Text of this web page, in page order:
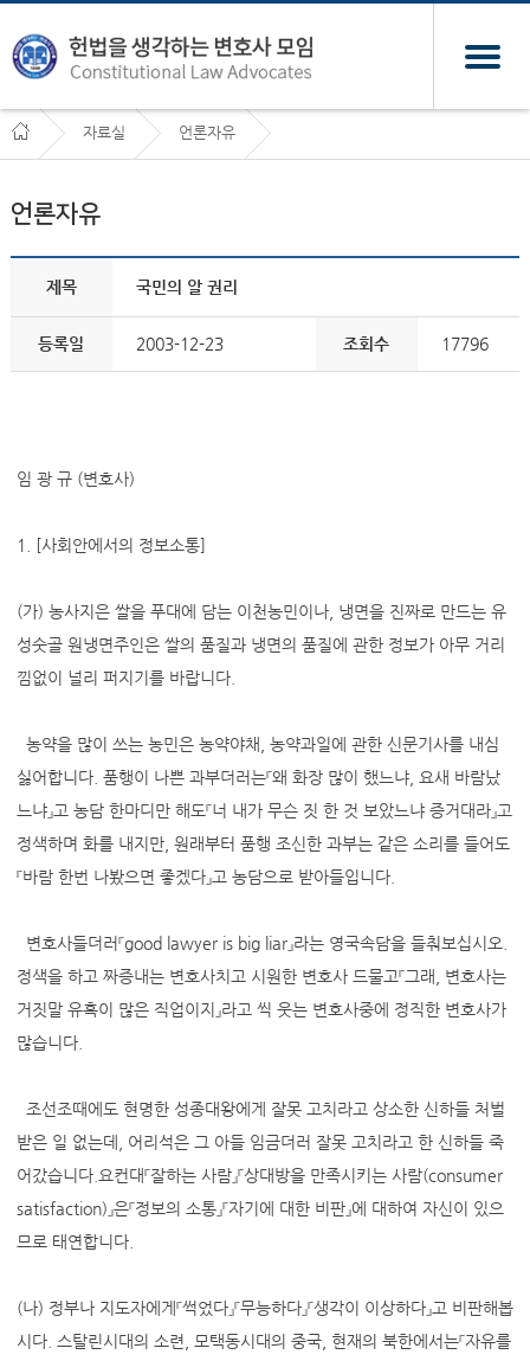
자료실 언론자유
언론자유
제목 국민의 알 권리
등록일 2003-12-23 조회수 17796
임 광 규 (변호사)
1. [사회안에서의 정보소통]
(가) 농사지은 쌀을 푸대에 담는 이천농민이나, 냉면을 진짜로 만드는 유
성숫골 원냉면주인은 쌀의 품질과 냉면의 품질에 관한 정보가 아무 거리
낌없이 널리 퍼지기를 바랍니다.
농약을 많이 쓰는 농민은 농약야채, 농약과일에 관한 신문기사를 내심
싫어합니다. 품행이 나쁜 과부더러는『왜 화장 많이 했느냐, 요새 바람났
느냐』고 농담 한마디만 해도『너 내가 무슨 짓 한 것 보았느냐 증거대라』고
정색하며 화를 내지만, 원래부터 품행 조신한 과부는 같은 소리를 들어도
『바람 한번 나봤으면 좋겠다』고 농담으로 받아들입니다.
변호사들더러『good lawyer is big liar』라는 영국속담을 들춰보십시오.
정색을 하고 짜증내는 변호사치고 시원한 변호사 드물고『그래, 변호사는
거짓말 유혹이 많은 직업이지』라고 씩 웃는 변호사중에 정직한 변호사가
많습니다.
조선조때에도 현명한 성종대왕에게 잘못 고치라고 상소한 신하들 처벌
받은 일 없는데, 어리석은 그 아들 임금더러 잘못 고치라고 한 신하들 죽
어갔습니다.요컨대『잘하는 사람』『상대방을 만족시키는 사람(consumer
satisfaction)』은『정보의 소통』『자기에 대한 비판』에 대하여 자신이 있으
므로 태연합니다.
(나) 정부나 지도자에게『썩었다』『무능하다』『생각이 이상하다』고 비판해봅
시다. 스탈린시대의 소련, 모택동시대의 중국, 현재의 북한에서는『자유를